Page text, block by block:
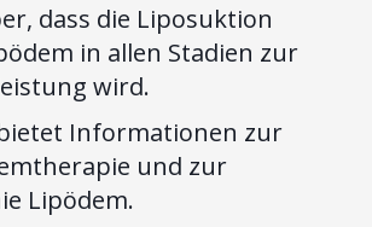
dass die Liposuktion
in allen Stadien zur
wird.
Informationen zur
und zur
Lipödem.